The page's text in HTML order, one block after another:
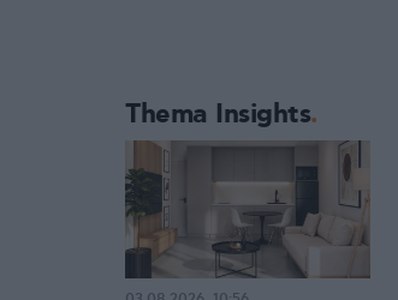
Thema Insights